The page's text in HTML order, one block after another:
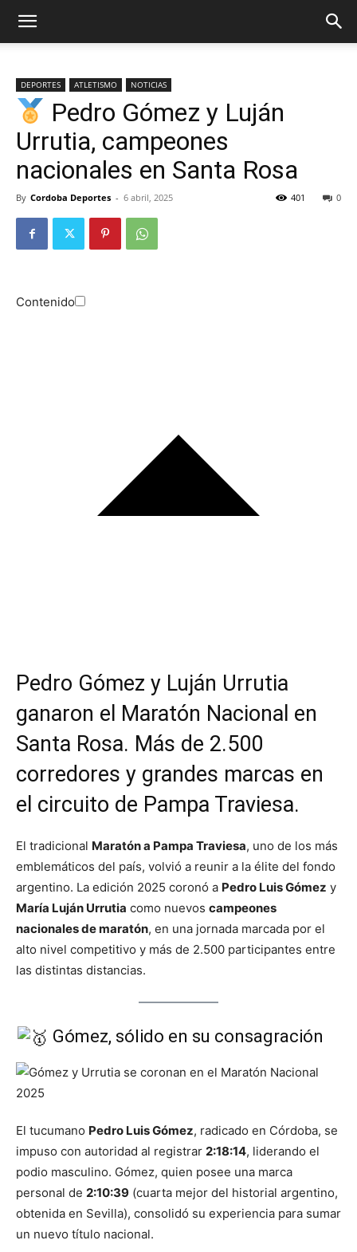
DEPORTES ATLETISMO NOTICIAS
Pedro Gómez y Luján
Urrutia, campeones
nacionales en Santa Rosa
By Cordoba Deportes - 6 abril, 2025 0
401
Contenido
Pedro Gómez y Luján Urrutia
ganaron el Maratón Nacional en
Santa Rosa. Más de 2.500
corredores y grandes marcas en
el circuito de Pampa Traviesa.
El tradicional Maratón a Pampa Traviesa, uno de los más
emblemáticos del país, volvió a reunir a la élite del fondo
argentino. La edición 2025 coronó a Pedro Luis Gómez y
María Luján Urrutia como nuevos campeones
nacionales de maratón, en una jornada marcada por el
alto nivel competitivo y más de 2.500 participantes entre
las distintas distancias.
Gómez, sólido en su consagración
El tucumano Pedro Luis Gómez, radicado en Córdoba, se
impuso con autoridad al registrar 2:18:14, liderando el
podio masculino. Gómez, quien posee una marca
personal de 2:10:39 (cuarta mejor del historial argentino,
obtenida en Sevilla), consolidó su experiencia para sumar
un nuevo título nacional.